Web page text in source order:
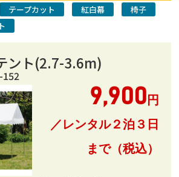
テープカット 紅白幕
椅子
ント(2.7-3.6m)
9,900 円
／レンタル２泊３日
まで（税込）